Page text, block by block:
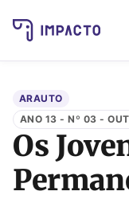
ARAUTO
ANO 13 - Nº 03 -
Os